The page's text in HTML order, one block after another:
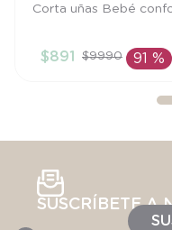
Talla
AÑADIR AL
Corta uñas Bebé
$891 $9990 91 %
SUSCRÍBETE A